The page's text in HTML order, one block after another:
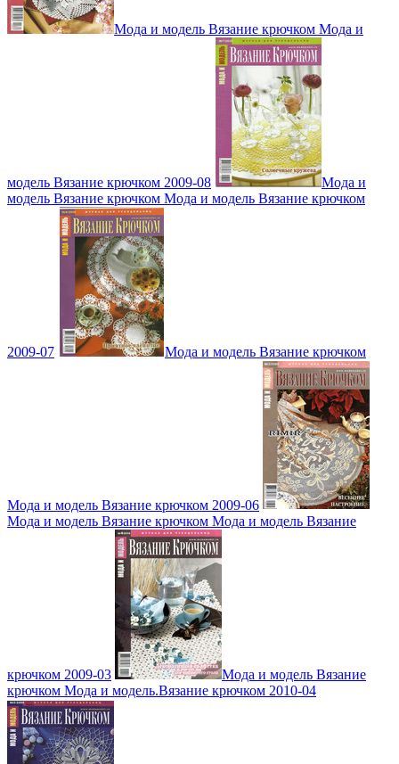
Мода и модель Вязание крючком Мода и
модель Вязание крючком 2009-08
Мода и
модель Вязание крючком Мода и модель Вязание крючком
2009-07 Мода и модель Вязание крючком
Мода и модель Вязание крючком 2009-06
Мода и модель Вязание крючком Мода и модель Вязание
крючком 2009-03
Мода и модель Вязание
крючком Мода и модель.Вязание крючком 2010-04